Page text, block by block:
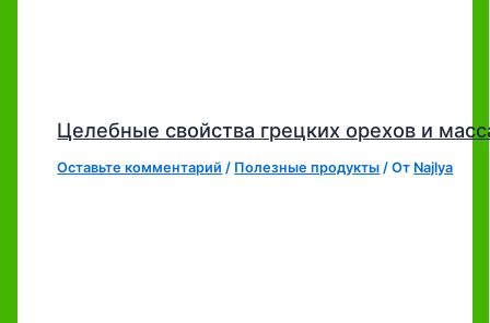
Целебные свойства грецких орехов и
Оставьте комментарий / Полезные продукты / От Najlya